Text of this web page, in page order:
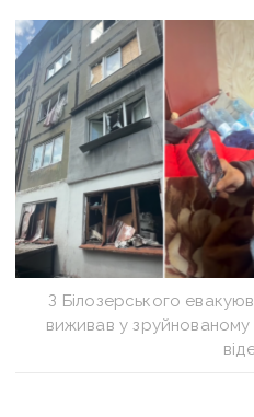
З Білозерського
виживав у